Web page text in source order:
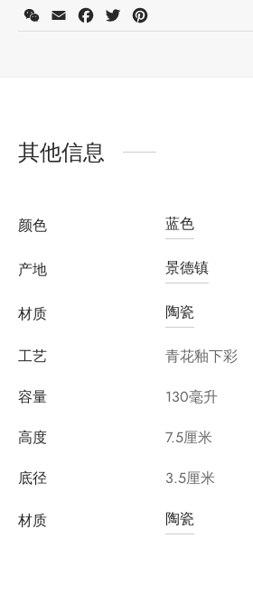
WeChat
Email Facebook
Twitter
其他信息
颜色 蓝色
产地 景德镇
材质 陶瓷
工艺
青花釉下彩
容量
130毫升
高度
7.5厘米
底径
3.5厘米
材质 陶瓷